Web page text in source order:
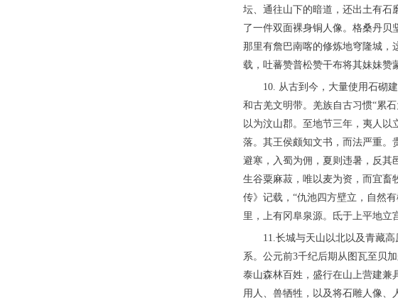
坛、通往山下的暗道，还出土有石
了一件双面裸身铜人像。格桑丹贝
那里有詹巴南喀的修炼地穹隆城，
载，吐蕃赞普松赞干布将其妹妹赞
10. 从古到今，大量使用石砌
和古羌文明带。羌族自古习惯“累
以为汶山郡。至地节三年，夷人
落。其王侯颇知文书，而法严重。
避寒，入蜀为佣，夏则违暑，反其
生谷粟麻菽，唯以麦为资，而宜畜
传》记载，“仇池四方壁立，自然
里，上有冈阜泉源。氐于上平地立
11.长城与天山以北以及青藏
系。公元前3千纪后期从图瓦至贝
泰山森林百姓，盛行在山上营建兼
用人、兽牺牲，以及将石雕人像